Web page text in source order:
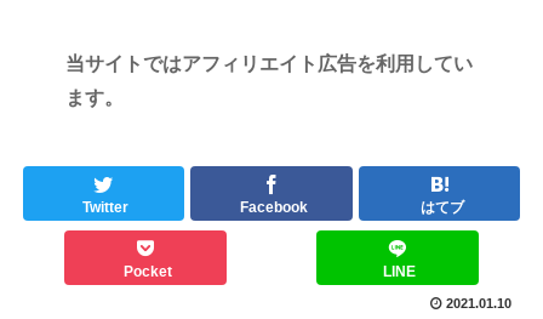
当サイトではアフィリエイト広告を利用してい
ます。
Twitter Facebook はてブ
Pocket LINE
2021.01.10